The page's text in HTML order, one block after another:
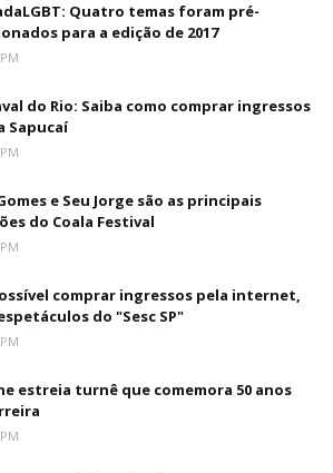
Quatro temas foram pré-
para a edição de 2017
do Rio: Saiba como comprar ingressos
Sapucaí
e Seu Jorge são as principais
do Coala Festival
comprar ingressos pela internet,
do "Sesc SP"
estreia turnê que comemora 50 anos